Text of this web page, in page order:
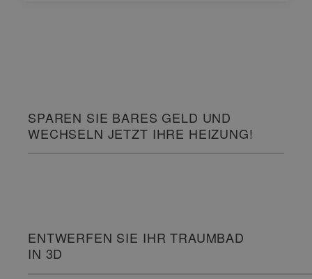
SPAREN SIE BARES GELD UND
WECHSELN JETZT IHRE HEIZUNG!
ENTWERFEN SIE IHR TRAUMBAD
IN 3D